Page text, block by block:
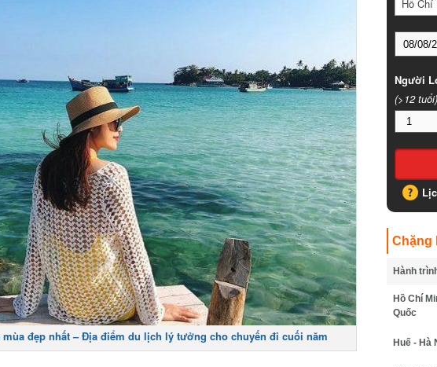
mùa đẹp nhất – Địa điểm du lịch lý tưởng cho chuyến đi cuối năm
Hồ Chí
Người
(>12 tuổi)
Chặng
Hành trình*
Hồ Chí
Quốc
Huế - Hà